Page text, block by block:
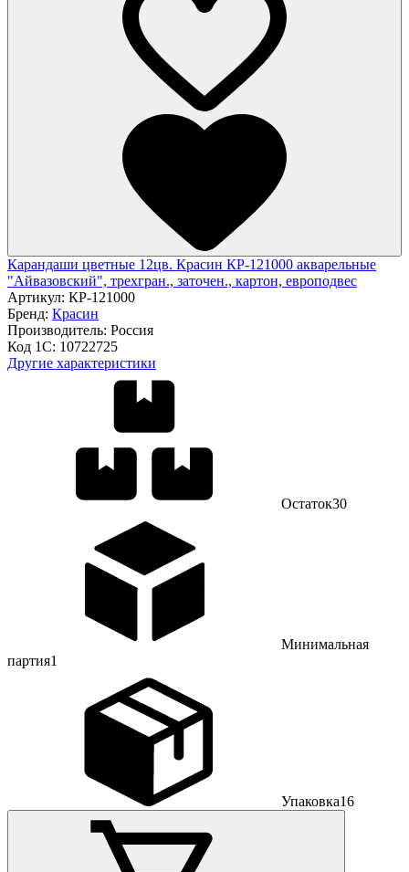
Карандаши цветные 12цв. Красин КР-121000 акварельные
"Айвазовский", трехгран., заточен., картон, европодвес
Артикул: КР-121000
Бренд: Красин
Производитель: Россия
Код 1С: 10722725
Другие характеристики
Остаток30
Минимальная
партия1
Упаковка16